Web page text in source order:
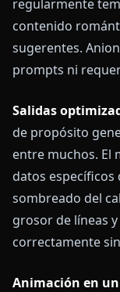
regularmente
contenido
sugerentes.
prompts ni
Salidas
de propósito
entre muchos. El
datos específicos
sombreado del
grosor de líneas
correctamente
Animación en